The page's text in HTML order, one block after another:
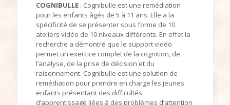
COGNIBULLE: Cognibulle est une remédiation
pour les enfants âgés de 5 à 11 ans. Elle a la
spécificité de se présenter sous forme de 10
ateliers vidéo de 10 niveaux différents. En effet la
recherche a démontré que le support vidéo
permet un exercice complet de la cognition, de
l’analyse, de la prise de décision et du
raisonnement. Cognibulle est une solution de
remédiation pour prendre en charge les jeunes
enfants présentant des difficultés
d’apprentissage liées à des problèmes d’attention